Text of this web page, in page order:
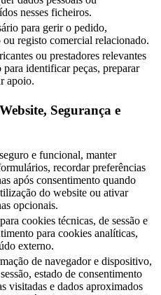
nesses ficheiros.
para gerir o pedido,
ou registo comercial relacionado.
ou prestadores relevantes
para identificar peças, preparar
apoio.
Segurança e
e funcional, manter
recordar preferências
após consentimento quando
do website ou ativar
opcionais.
cookies técnicas, de sessão e
para cookies analíticas,
externo.
de navegador e dispositivo,
estado de consentimento
visitadas e dados aproximados